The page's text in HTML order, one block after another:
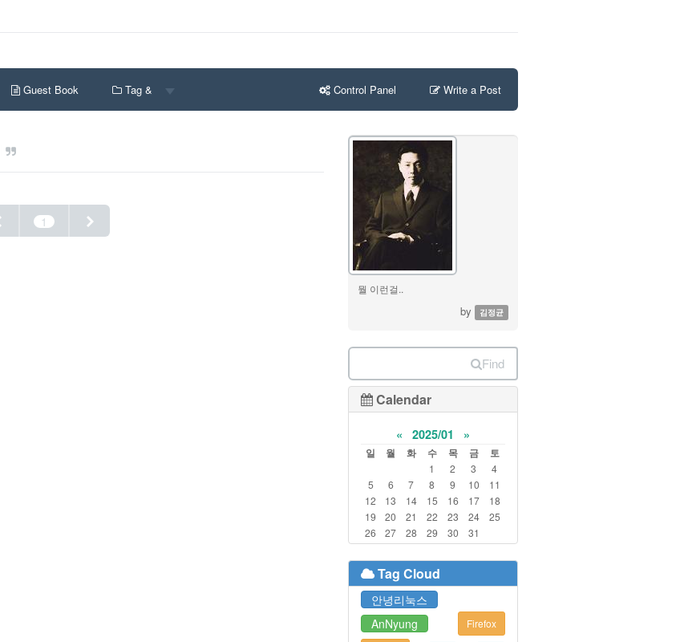
Guest Book Tag & Control Panel Write a Post
1
뭘 이런걸..
by 김정균
Find
Calendar
« 2025/01 »
일 월 화 수 목 금 토
1 2 3
4
5
6 7 8 9 10
11
12
13 14 15 16 17
18
19
20 21 22 23 24
25
26
27 28 29 30 31
Tag Cloud
안녕리눅스
AnNyung
Firefox